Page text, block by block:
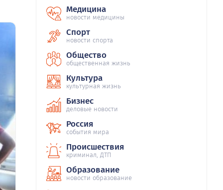
Медицина
новости медицины
Спорт
новости спорта
Общество
общественная жизнь
Культура
культурная жизнь
Бизнес
деловые новости
Россия
события мира
Происшествия
криминал, ДТП
Образование
новости образование